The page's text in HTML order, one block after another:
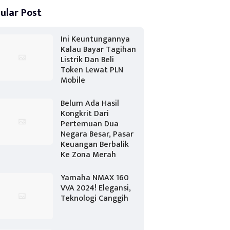
Post
Ini Keuntungannya
Kalau Bayar Tagihan
Listrik Dan Beli
Token Lewat PLN
Mobile
Belum Ada Hasil
Kongkrit Dari
Pertemuan Dua
Negara Besar, Pasar
Keuangan Berbalik
Ke Zona Merah
Yamaha NMAX 160
VVA 2024! Elegansi,
Teknologi Canggih